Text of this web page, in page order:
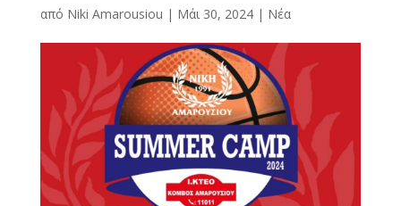
από Niki Amarousiou | Μάι 30, 2024| Νέα